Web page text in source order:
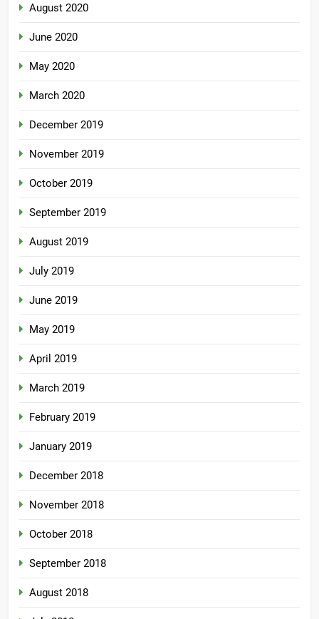
August 2020
June 2020
May 2020
March 2020
December 2019
November 2019
October 2019
September 2019
August 2019
July 2019
June 2019
May 2019
April 2019
March 2019
February 2019
January 2019
December 2018
November 2018
October 2018
September 2018
August 2018